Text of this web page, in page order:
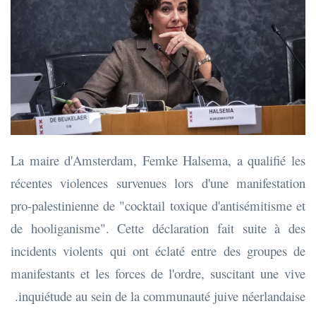
La maire d'Amsterdam, Femke Halsema, a qualifié les
récentes violences survenues lors d'une manifestation
pro-palestinienne de "cocktail toxique d'antisémitisme et
de hooliganisme". Cette déclaration fait suite à des
incidents violents qui ont éclaté entre des groupes de
manifestants et les forces de l'ordre, suscitant une vive
inquiétude au sein de la communauté juive néerlandaise.